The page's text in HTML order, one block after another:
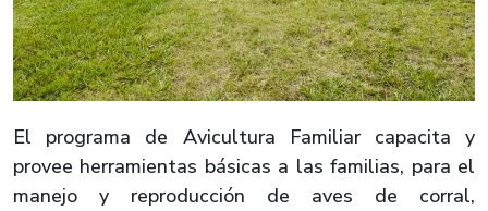
El programa de Avicultura Familiar capacita y
provee herramientas básicas a las familias, para el
manejo y reproducción de aves de corral,